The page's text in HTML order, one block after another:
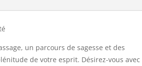
un parcours de sagesse et des
de votre esprit. Désirez-vous avec